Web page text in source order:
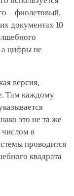
– фиолетовый.
документах 10
а цифры не
версия,
Там каждому
это не та же
числом в
проводится
квадрата